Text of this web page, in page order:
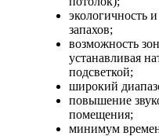
экологичность
запахов;
возможность
устанавливая
подсветкой;
широкий
повышение
помещения;
минимум